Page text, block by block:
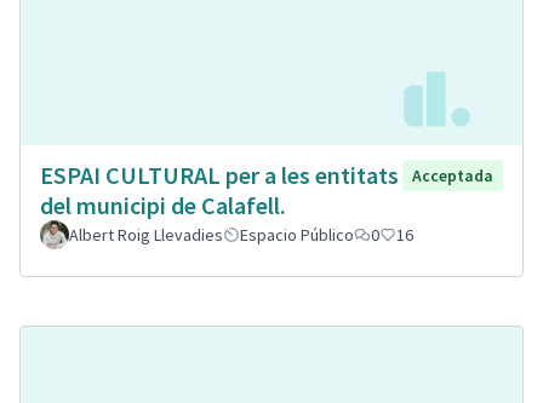
ESPAI CULTURAL per a les entitats
del municipi de Calafell.
Acceptada
Albert Roig Llevadies Espacio Público 0 16